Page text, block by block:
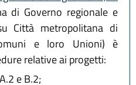
di Governo regionale e
Città metropolitana di
e loro Unioni) è
relative ai progetti:
e B.2;